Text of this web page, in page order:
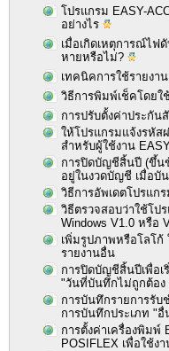
โปรแกรม EASY-
อย่างไร
เมื่อเกิดเหตุการณ์ไฟ
หายหรือไม่?
เทคนิคการใช้รายงา
วิธีการพิมพ์เช็คโดยใ
การปรับตั้งค่าประกัน
ให้โปรแกรมแจ้งรหั
สำหรับผู้ใช้งาน
การปิดบัญชีสิ้นปี (ขึ้น
อยู่ในงวดบัญชี เมื่อบั
วิธีการอัพเดตโปรแก
วิธีตรวจสอบว่าใช้โป
Windows V1.0 หรือ
เพิ่มรูปภาพหรือโลโก้
รายงานอื่น
การปิดบัญชีสิ้นปีเพื่อ
"วันที่บันทึกไม่ถูกต้อง
การบันทึกรายการรับ
การบันทึกประเภท "อื่
การตั้งค่าเครื่องพิมพ์
POSIFLEX เพื่อใช้ง